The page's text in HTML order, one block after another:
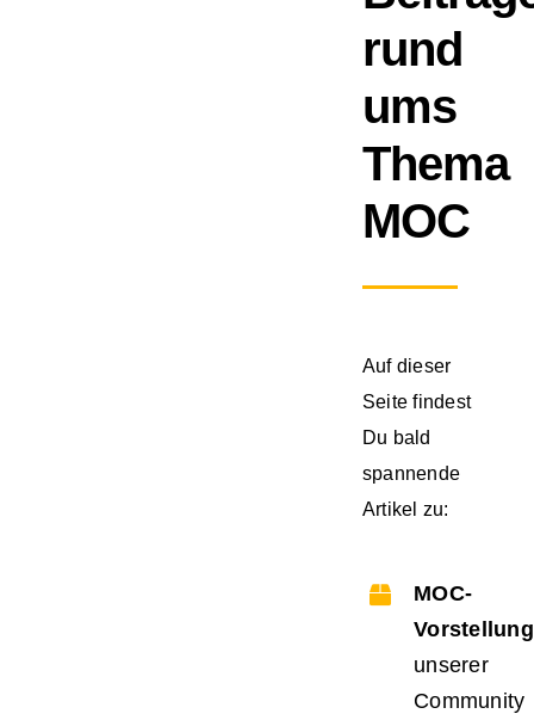
rund
ums
Thema
MOC
Auf dieser
Seite findest
Du bald
spannende
Artikel zu:
MOC-
unserer
Community